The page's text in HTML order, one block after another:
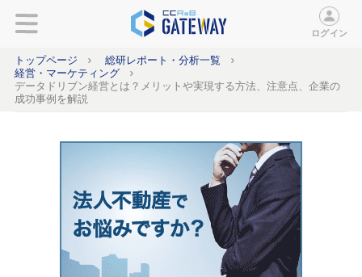
ログイン
トップページ
総研レポート・分析一覧
経営・マーケティング
データドリブン経営とは？メリットや実現する方法、注意点、企業の
成功事例を解説